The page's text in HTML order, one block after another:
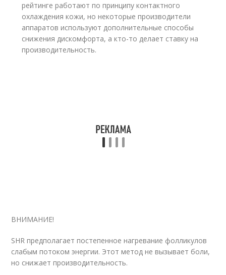
рейтинге работают по принципу контактного
охлаждения кожи, но некоторые производители
аппаратов используют дополнительные способы
снижения дискомфорта, а кто-то делает ставку на
производительность.
ВНИМАНИЕ!
SHR предполагает постепенное нагревание фолликулов
слабым потоком энергии. Этот метод не вызывает боли,
но снижает производительность.